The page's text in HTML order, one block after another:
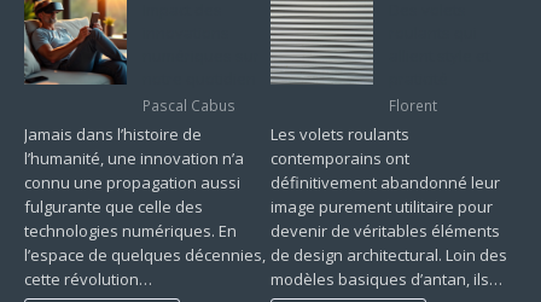
Pascal Cabus
Jamais dans l’histoire de
l’humanité, une innovation n’a
connu une propagation aussi
fulgurante que celle des
technologies numériques. En
l’espace de quelques décennies,
cette révolution…
Florent
Les volets roulants
contemporains ont
définitivement abandonné leur
image purement utilitaire pour
devenir de véritables éléments
de design architectural. Loin des
modèles basiques d’antan, ils…